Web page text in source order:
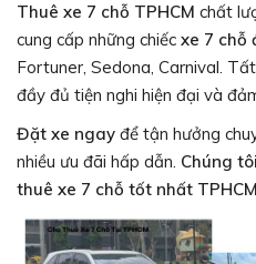
Thuê xe 7 chỗ TPHCM chất
cung cấp những chiếc xe 7 chỗ
Fortuner, Sedona, Carnival.
đầy đủ tiện nghi hiện đại và
Đặt xe ngay để tận hưởng
nhiều ưu đãi hấp dẫn. Chúng
thuê xe 7 chỗ tốt nhất